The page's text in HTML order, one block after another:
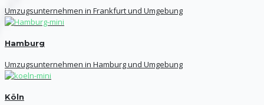
Umzugsunternehmen in Frankfurt und Umgebung
Hamburg
Umzugsunternehmen in Hamburg und Umgebung
Köln